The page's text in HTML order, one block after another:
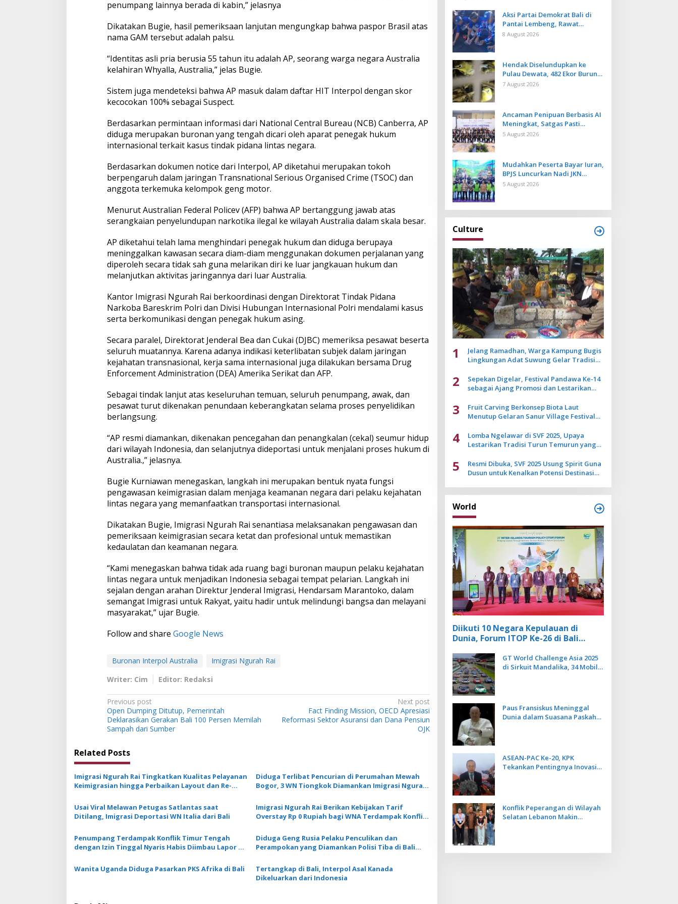
d
penumpang lainnya berada di kabin,” jelasnya
Dikatakan Bugie, hasil pemeriksaan lanjutan mengungkap bahwa paspor Brasil atas
nama GAM tersebut adalah palsu.
“Identitas asli pria berusia 55 tahun itu adalah AP, seorang warga negara Australia
kelahiran Whyalla, Australia,” jelas Bugie.
Sistem juga mendeteksi bahwa AP masuk dalam daftar HIT Interpol dengan skor
kecocokan 100% sebagai Suspect.
Berdasarkan permintaan informasi dari National Central Bureau (NCB) Canberra, AP
diduga merupakan buronan yang tengah dicari oleh aparat penegak hukum
internasional terkait kasus tindak pidana lintas negara.
Berdasarkan dokumen notice dari Interpol, AP diketahui merupakan tokoh
berpengaruh dalam jaringan Transnational Serious Organised Crime (TSOC) dan
anggota terkemuka kelompok geng motor.
Menurut Australian Federal Policev (AFP) bahwa AP bertanggung jawab atas
serangkaian penyelundupan narkotika ilegal ke wilayah Australia dalam skala besar.
AP diketahui telah lama menghindari penegak hukum dan diduga berupaya
meninggalkan kawasan secara diam-diam menggunakan dokumen perjalanan yang
diperoleh secara tidak sah guna melarikan diri ke luar jangkauan hukum dan
melanjutkan aktivitas jaringannya dari luar Australia.
Kantor Imigrasi Ngurah Rai berkoordinasi dengan Direktorat Tindak Pidana
Narkoba Bareskrim Polri dan Divisi Hubungan Internasional Polri mendalami kasus
serta berkomunikasi dengan penegak hukum asing.
Secara paralel, Direktorat Jenderal Bea dan Cukai (DJBC) memeriksa pesawat beserta
seluruh muatannya. Karena adanya indikasi keterlibatan subjek dalam jaringan
kejahatan transnasional, kerja sama internasional juga dilakukan bersama Drug
Enforcement Administration (DEA) Amerika Serikat dan AFP.
Sebagai tindak lanjut atas keseluruhan temuan, seluruh penumpang, awak, dan
pesawat turut dikenakan penundaan keberangkatan selama proses penyelidikan
berlangsung.
“AP resmi diamankan, dikenakan pencegahan dan penangkalan (cekal) seumur hidup
dari wilayah Indonesia, dan selanjutnya dideportasi untuk menjalani proses hukum di
Australia.,” jelasnya.
Bugie Kurniawan menegaskan, langkah ini merupakan bentuk nyata fungsi
pengawasan keimigrasian dalam menjaga keamanan negara dari pelaku kejahatan
lintas negara yang memanfaatkan transportasi internasional.
Dikatakan Bugie, Imigrasi Ngurah Rai senantiasa melaksanakan pengawasan dan
pemeriksaan keimigrasian secara ketat dan profesional untuk memastikan
kedaulatan dan keamanan negara.
“Kami menegaskan bahwa tidak ada ruang bagi buronan maupun pelaku kejahatan
lintas negara untuk menjadikan Indonesia sebagai tempat pelarian. Langkah ini
sejalan dengan arahan Direktur Jenderal Imigrasi, Hendarsam Marantoko, dalam
semangat Imigrasi untuk Rakyat, yaitu hadir untuk melindungi bangsa dan melayani
masyarakat,” ujar Bugie.
Follow and share Google News
Buronan Interpol Australia
Imigrasi Ngurah Rai
Writer: Cim
Editor: Redaksi
P
o
s
t
n
a
v
i
g
t
o
Previous post
Open Dumping Ditutup, Pemerintah
Deklarasikan Gerakan Bali 100 Persen Memilah
Sampah dari Sumber
Next post
Fact Finding Mission, OECD Apresiasi
Reformasi Sektor Asuransi dan Dana Pensiun
OJK
Related Posts
Imigrasi Ngurah Rai Tingkatkan Kualitas Pelayanan
Keimigrasian hingga Perbaikan Layout dan Re-
Diduga Terlibat Pencurian di Perumahan Mewah
Bogor, 3 WN Tiongkok Diamankan Imigrasi Ngurah
Usai Viral Melawan Petugas Satlantas saat
Ditilang, Imigrasi Deportasi WN Italia dari Bali
Imigrasi Ngurah Rai Berikan Kebijakan Tarif
Overstay Rp 0 Rupiah bagi WNA Terdampak Konflik
Penumpang Terdampak Konflik Timur Tengah
dengan Izin Tinggal Nyaris Habis Diimbau Lapor ke
Diduga Geng Rusia Pelaku Penculikan dan
Perampokan yang Diamankan Polisi Tiba di Bali
Wanita Uganda Diduga Pasarkan PKS Afrika di Bali
Tertangkap di Bali, Interpol Asal Kanada
Dikeluarkan dari Indonesia
Aksi Partai Demokrat Bali di
Pantai Lembeng, Rawat
Lingkungan hingga Lepas
8 August 2026
Hendak Diselundupkan ke
Pulau Dewata, 482 Ekor Burung
dari NTB Diamankan Karantina
7 August 2026
Ancaman Penipuan Berbasis AI
Meningkat, Satgas Pasti
Perkuat Penindakan dan
5 August 2026
Mudahkan Peserta Bayar Iuran,
BPJS Luncurkan Nadi JKN
dengan Mekanisme Menabung
5 August 2026
Culture
1
Jelang Ramadhan, Warga Kampung Bugis
Lingkungan Adat Suwung Gelar Tradisi
2
Sepekan Digelar, Festival Pandawa Ke-14
sebagai Ajang Promosi dan Lestarikan
3
Fruit Carving Berkonsep Biota Laut
Menutup Gelaran Sanur Village Festival
4
Lomba Ngelawar di SVF 2025, Upaya
Lestarikan Tradisi Turun Temurun yang
5
Resmi Dibuka, SVF 2025 Usung Spirit Guna
Dusun untuk Kenalkan Potensi Destinasi
World
Diikuti 10 Negara Kepulauan di
Dunia, Forum ITOP Ke-26 di Bali
Berbasis Alam dan Budaya
GT World Challenge Asia 2025
di Sirkuit Mandalika, 34 Mobil
Paus Fransiskus Meninggal
Dunia dalam Suasana Paskah
ASEAN-PAC Ke-20, KPK
Tekankan Pentingnya Inovasi
Konflik Peperangan di Wilayah
Selatan Lebanon Makin